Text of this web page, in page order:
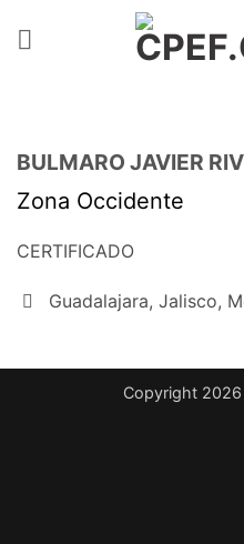
BULMARO JAVIER
Zona Occidente
CERTIFICADO
Guadalajara, Jalisco,
Copyright